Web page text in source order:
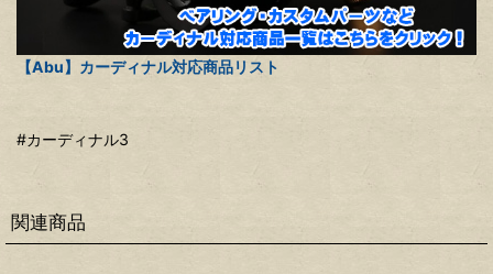
【Abu】カーディナル対応商品リスト
#カーディナル3
関連商品